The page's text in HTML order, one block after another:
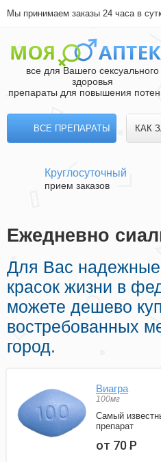
Мы принимаем заказы 24 часа в
все для Вашего сексуального
здоровья
препараты для повышения
ВСЕ ПРЕПАРАТЫ КАК
Круглосуточный
прием заказов
Ежедневно
Для Вас надежные
красок жизни в
можете дешево
востребованных
город.
Виагра
100мг
Самый
препарат
от 70Р